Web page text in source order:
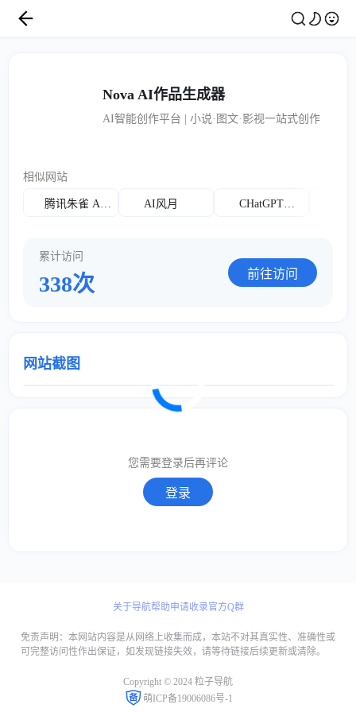
Nova AI作品生成器
AI智能创作平台 | 小说·图文·影视一站式创作
相似网站
腾讯朱雀 AI 检测 AI风月 CHatGPT镜像
累计访问
338次 前往访问
网站截图
您需要登录后再评论
登录
关于导航帮助申请收录官方Q群
免责声明：本网站内容是从网络上收集而成，本站不对其真实性、准确性或
可完整访问性作出保证，如发现链接失效，请等待链接后续更新或清除。
Copyright © 2024 粒子导航
萌ICP备19006086号-1
取消 回复